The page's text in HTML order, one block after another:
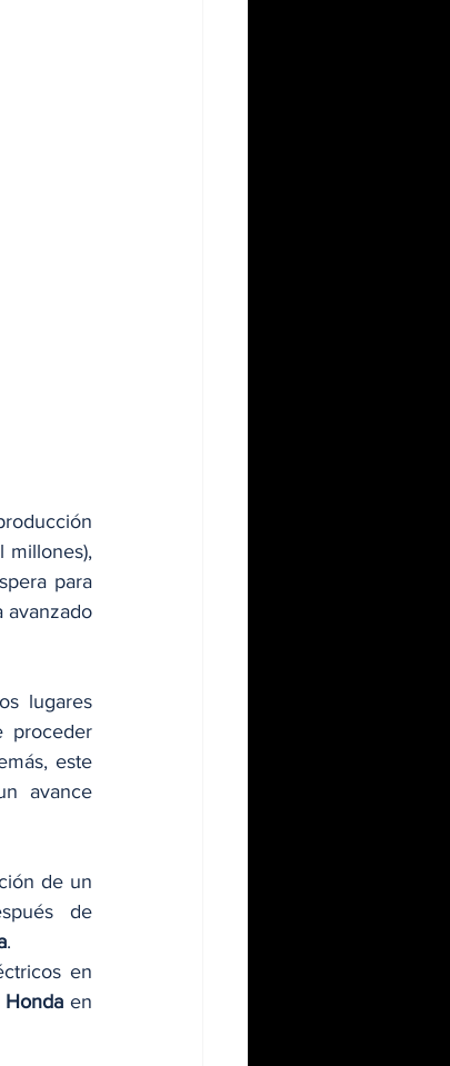
millones),
para
avanzado
lugares
proceder
este
avance
de un
de
.
en
Honda en